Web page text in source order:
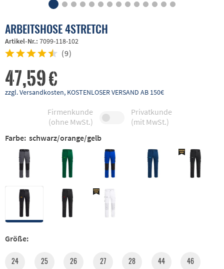
ARBEITSHOSE 4STRETCH
Artikel-Nr.: 7099-118-102
(9)
47,59 €
zzgl. Versandkosten, KOSTENLOSER VERSAND AB 150€
Firmenkunde
(ohne MwSt.)
Privatkunde
(mit MwSt.)
Farbe: schwarz/orange/gelb
Größe:
24 25 26 27 28 44 46